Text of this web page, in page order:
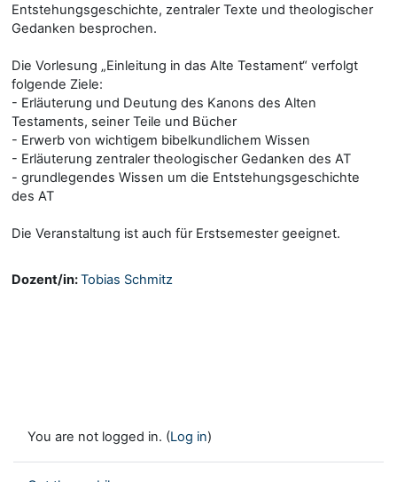
Entstehungsgeschichte, zentraler Texte und theologischer
Gedanken besprochen.
Die Vorlesung „Einleitung in das Alte Testament“ verfolgt
folgende Ziele:
- Erläuterung und Deutung des Kanons des Alten
Testaments, seiner Teile und Bücher
- Erwerb von wichtigem bibelkundlichem Wissen
- Erläuterung zentraler theologischer Gedanken des AT
- grundlegendes Wissen um die Entstehungsgeschichte
des AT
Die Veranstaltung ist auch für Erstsemester geeignet.
Dozent/in:Tobias Schmitz
You are not logged in. (Log in)